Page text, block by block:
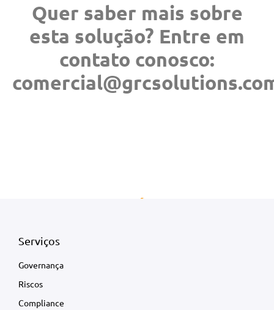
Quer saber mais sobre
esta solução? Entre em
contato conosco:
Serviços
Governança
Riscos
Compliance